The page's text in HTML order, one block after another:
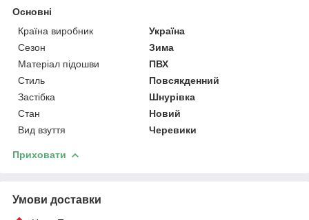
Основні
Країна виробник
Україна
Сезон
Зима
Матеріал підошви
ПВХ
Стиль
Повсякденний
Застібка
Шнурівка
Стан
Новий
Вид взуття
Черевики
Приховати
Умови доставки